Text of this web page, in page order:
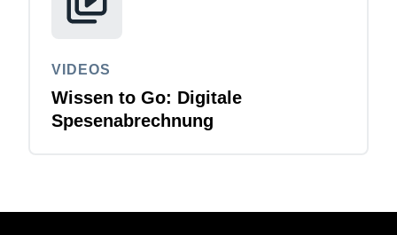
VIDEOS
Wissen to Go: Digitale
Spesenabrechnung